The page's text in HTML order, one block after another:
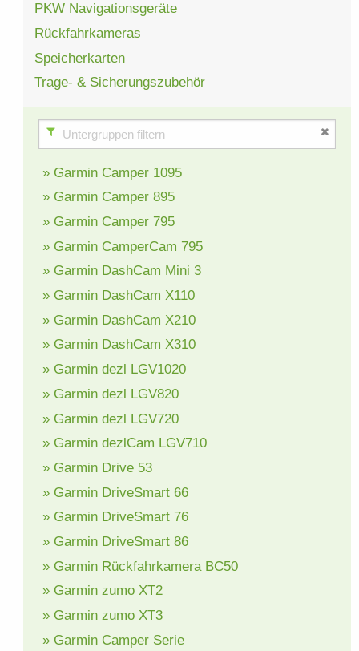
PKW Navigationsgeräte
Rückfahrkameras
Speicherkarten
Trage- & Sicherungszubehör
» Garmin Camper 1095
» Garmin Camper 895
» Garmin Camper 795
» Garmin CamperCam 795
» Garmin DashCam Mini 3
» Garmin DashCam X110
» Garmin DashCam X210
» Garmin DashCam X310
» Garmin dezl LGV1020
» Garmin dezl LGV820
» Garmin dezl LGV720
» Garmin dezlCam LGV710
» Garmin Drive 53
» Garmin DriveSmart 66
» Garmin DriveSmart 76
» Garmin DriveSmart 86
» Garmin Rückfahrkamera BC50
» Garmin zumo XT2
» Garmin zumo XT3
» Garmin Camper Serie